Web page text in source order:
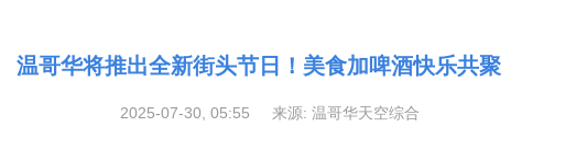
温哥华将推出全新街头节日！美食加啤酒快乐共聚
2025-07-30, 05:55 来源: 温哥华天空综合